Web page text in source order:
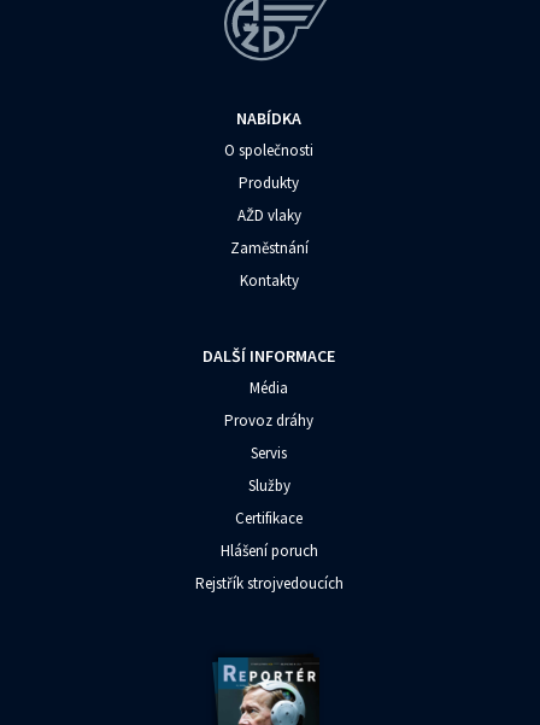
NABÍDKA
O společnosti
Produkty
AŽD vlaky
Zaměstnání
Kontakty
DALŠÍ INFORMACE
Média
Provoz dráhy
Servis
Služby
Certifikace
Hlášení poruch
Rejstřík strojvedoucích